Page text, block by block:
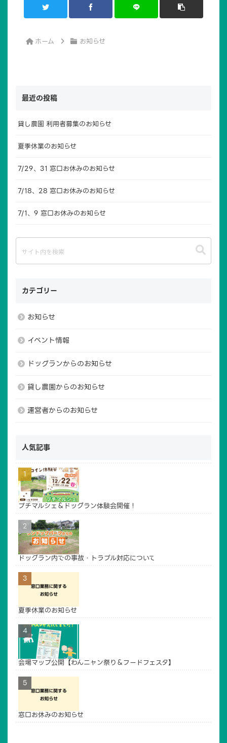
イベントご利用案内
アクセス
お問い合わせ
ホーム お知らせ
最近の投稿
貸し農園 利用者募集のお知らせ
夏季休業のお知らせ
7/29、31 窓口お休みのお知らせ
7/18、28 窓口お休みのお知らせ
7/1、9 窓口お休みのお知らせ
カテゴリー
お知らせ
イベント情報
ドッグランからのお知らせ
貸し農園からのお知らせ
運営者からのお知らせ
人気記事
プチマルシェ＆ドッグラン体験会開催！
ドッグラン内での事故・トラブル対応について
夏季休業のお知らせ
会場マップ公開【わんニャン祭り＆フードフェスタ】
窓口お休みのお知らせ